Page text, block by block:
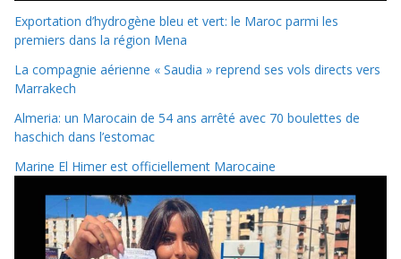
Exportation d’hydrogène bleu et vert: le Maroc parmi les
premiers dans la région Mena
La compagnie aérienne « Saudia » reprend ses vols directs vers
Marrakech
Almeria: un Marocain de 54 ans arrêté avec 70 boulettes de
haschich dans l’estomac
Marine El Himer est officiellement Marocaine